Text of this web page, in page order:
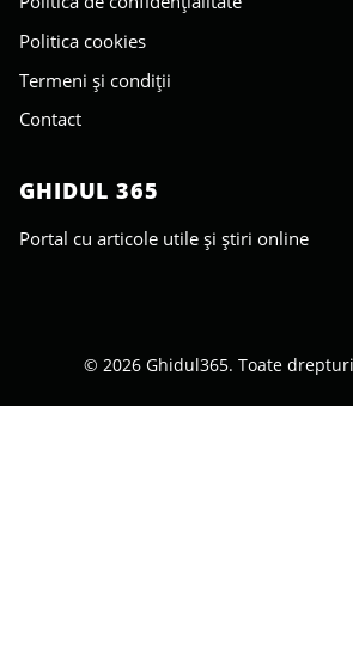
Politica cookies
Termeni și condiții
Contact
GHIDUL 365
Portal cu articole utile și știri online
© 2026 Ghidul365. Toate